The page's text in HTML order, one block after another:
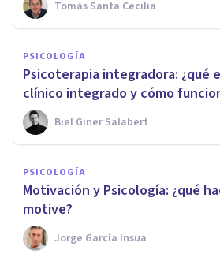
Tomás Santa Cecilia
PSICOLOGÍA
Psicoterapia integradora: ¿qué
clínico integrado y cómo
Biel Giner Salabert
PSICOLOGÍA
Motivación y Psicología: ¿qué
motive?
Jorge García Insua